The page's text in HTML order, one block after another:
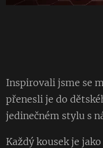
Inspirovali jsme se
přenesli je do
jedinečném stylu s
Každý kousek je